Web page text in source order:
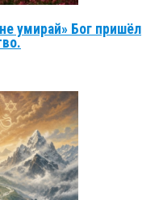
умирай» Бог пришёл